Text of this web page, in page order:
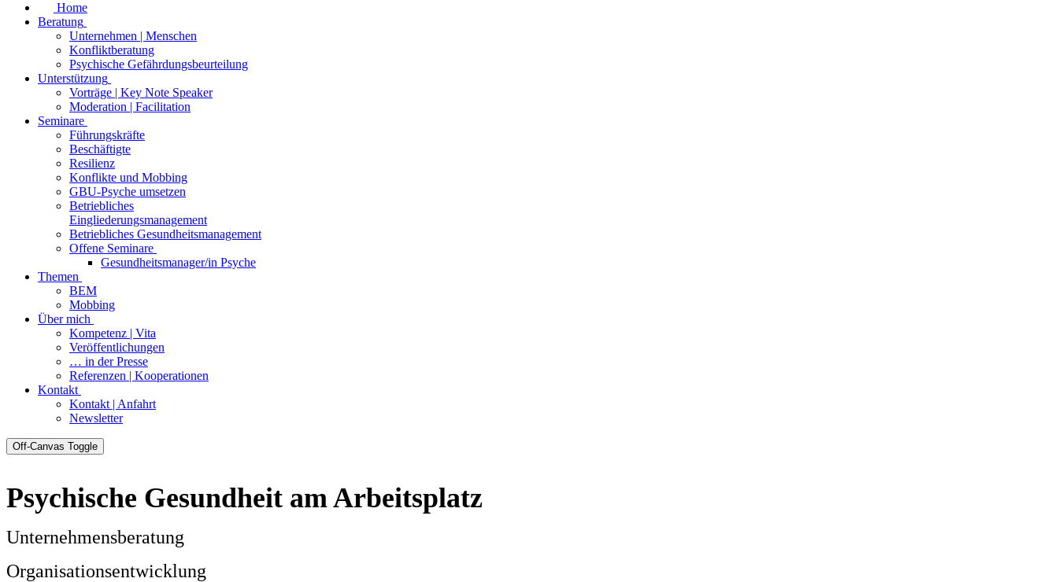
Home
Beratung
Unternehmen | Menschen
Konfliktberatung
Psychische Gefährdungsbeurteilung
Unterstützung
Vorträge | Key Note Speaker
Moderation | Facilitation
Seminare
Führungskräfte
Beschäftigte
Resilienz
Konflikte und Mobbing
GBU-Psyche umsetzen
Betriebliches
Eingliederungsmanagement
Betriebliches Gesundheitsmanagement
Offene Seminare
Gesundheitsmanager/in Psyche
Themen
BEM
Mobbing
Über mich
Kompetenz | Vita
Veröffentlichungen
… in der Presse
Referenzen | Kooperationen
Kontakt
Kontakt | Anfahrt
Newsletter
Off-Canvas Toggle
Psychische Gesundheit am Arbeitsplatz
Unternehmensberatung
Organisationsentwicklung